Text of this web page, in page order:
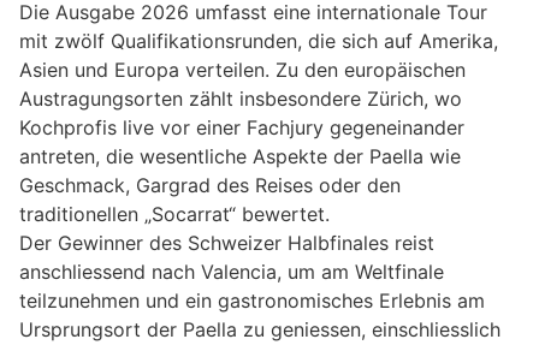
Die Ausgabe 2026 umfasst eine internationale Tour
mit zwölf Qualifikationsrunden, die sich auf Amerika,
Asien und Europa verteilen. Zu den europäischen
Austragungsorten zählt insbesondere Zürich, wo
Kochprofis live vor einer Fachjury gegeneinander
antreten, die wesentliche Aspekte der Paella wie
Geschmack, Gargrad des Reises oder den
traditionellen „Socarrat“ bewertet.
Der Gewinner des Schweizer Halbfinales reist
anschliessend nach Valencia, um am Weltfinale
teilzunehmen und ein gastronomisches Erlebnis am
Ursprungsort der Paella zu geniessen, einschliesslich